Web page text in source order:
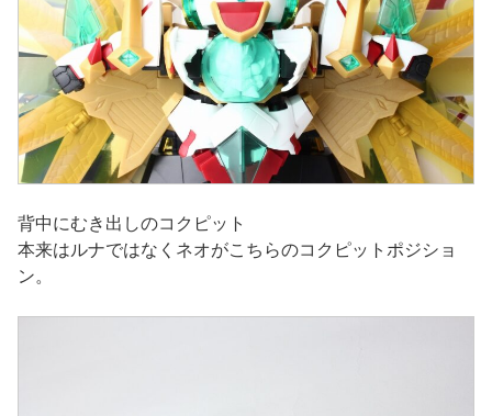
背中にむき出しのコクピット
本来はルナではなくネオがこちらのコクピットポジショ
ン。